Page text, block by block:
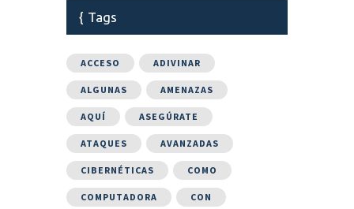
Tags
ACCESO ADIVINAR
ALGUNAS AMENAZAS
AQUÍ ASEGÚRATE
ATAQUES AVANZADAS
CIBERNÉTICAS COMO
COMPUTADORA CON